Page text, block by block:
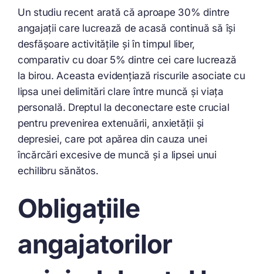
Un studiu recent arată că aproape 30% dintre
angajații care lucrează de acasă continuă să își
desfășoare activitățile și în timpul liber,
comparativ cu doar 5% dintre cei care lucrează
la birou. Aceasta evidențiază riscurile asociate cu
lipsa unei delimitări clare între muncă și viața
personală. Dreptul la deconectare este crucial
pentru prevenirea extenuării, anxietății și
depresiei, care pot apărea din cauza unei
încărcări excesive de muncă și a lipsei unui
echilibru sănătos.
Obligațiile
angajatorilor